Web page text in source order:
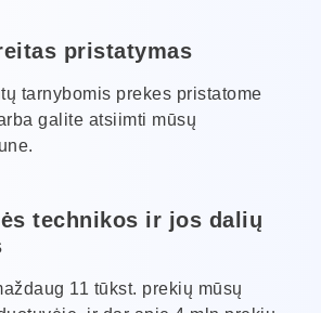
pristatymas
tarnybomis prekes pristatome
galite atsiimti mūsų
technikos ir jos dalių
11 tūkst. prekių mūsų